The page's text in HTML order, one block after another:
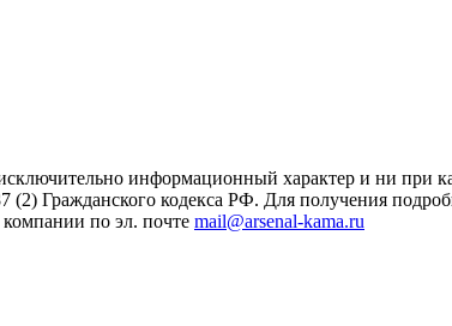
информационный характер и ни при
(2) Гражданского кодекса РФ. Для получения
по эл. почте mail@arsenal-kama.ru